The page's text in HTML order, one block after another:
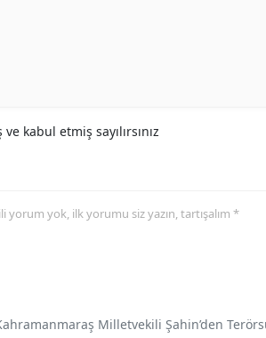
kabul etmiş sayılırsınız
yorum yok, ilk yorumu siz yazın, tartışalım *
Milletvekili Şahin’den